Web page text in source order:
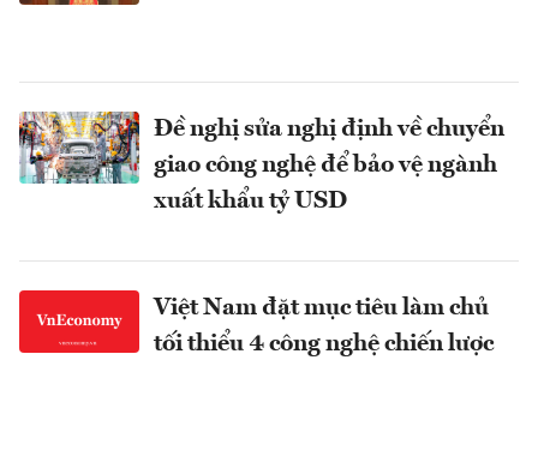
Đề nghị sửa nghị định về chuyển
giao công nghệ để bảo vệ ngành
xuất khẩu tỷ USD
Việt Nam đặt mục tiêu làm chủ
tối thiểu 4 công nghệ chiến lược